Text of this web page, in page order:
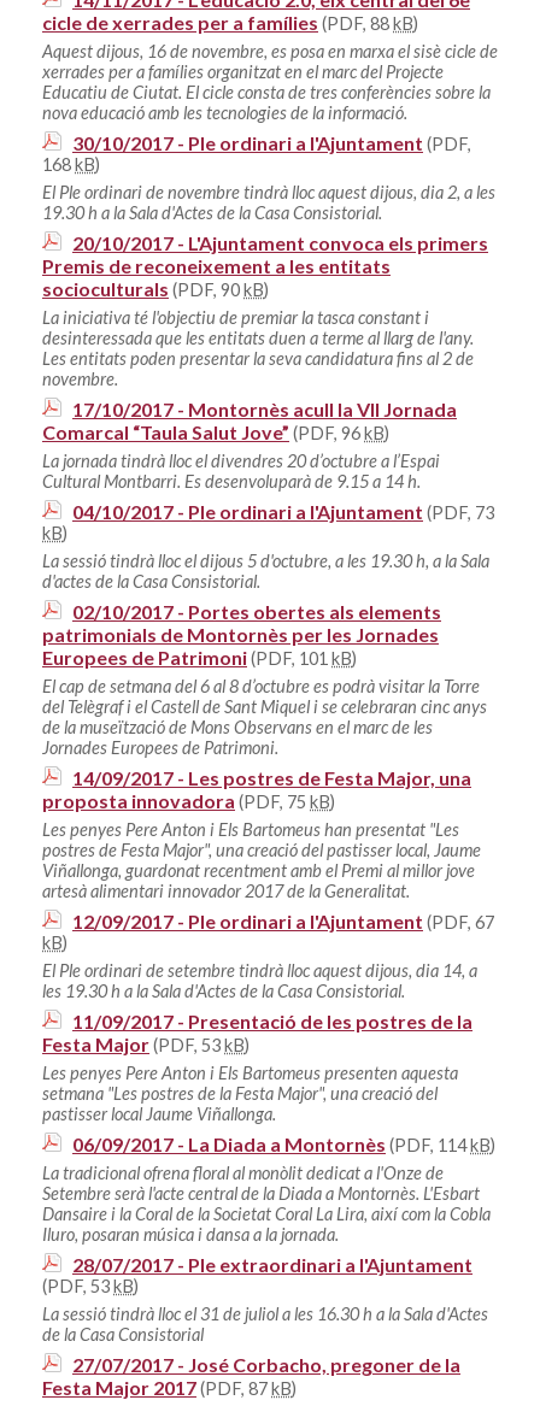
cicle de xerrades per a famílies (PDF, 88kB)
Aquest dijous, 16 de novembre, es posa en marxa el sisè cicle de
xerrades per a famílies organitzat en el marc del Projecte
Educatiu de Ciutat. El cicle consta de tres conferències sobre la
nova educació amb les tecnologies de la informació.
30/10/2017 - Ple ordinari a l'Ajuntament (PDF,
168kB)
El Ple ordinari de novembre tindrà lloc aquest dijous, dia 2, a les
19.30 h a la Sala d'Actes de la Casa Consistorial.
20/10/2017 - L'Ajuntament convoca els primers
Premis de reconeixement a les entitats
socioculturals (PDF, 90kB)
La iniciativa té l'objectiu de premiar la tasca constant i
desinteressada que les entitats duen a terme al llarg de l'any.
Les entitats poden presentar la seva candidatura fins al 2 de
novembre.
17/10/2017 - Montornès acull la VII Jornada
Comarcal “Taula Salut Jove” (PDF, 96kB)
La jornada tindrà lloc el divendres 20 d’octubre a l’Espai
Cultural Montbarri. Es desenvoluparà de 9.15 a 14 h.
04/10/2017 - Ple ordinari a l'Ajuntament (PDF, 73
kB)
La sessió tindrà lloc el dijous 5 d'octubre, a les 19.30 h, a la Sala
d'actes de la Casa Consistorial.
02/10/2017 - Portes obertes als elements
patrimonials de Montornès per les Jornades
Europees de Patrimoni(PDF, 101 kB)
El cap de setmana del 6 al 8 d’octubre es podrà visitar la Torre
del Telègraf i el Castell de Sant Miquel i se celebraran cinc anys
de la museïtzació de Mons Observans en el marc de les
Jornades Europees de Patrimoni.
14/09/2017 - Les postres de Festa Major, una
proposta innovadora (PDF, 75 kB)
Les penyes Pere Anton i Els Bartomeus han presentat "Les
postres de Festa Major", una creació del pastisser local, Jaume
Viñallonga, guardonat recentment amb el Premi al millor jove
artesà alimentari innovador 2017 de la Generalitat.
12/09/2017 - Ple ordinari a l'Ajuntament (PDF, 67
kB)
El Ple ordinari de setembre tindrà lloc aquest dijous, dia 14, a
les 19.30 h a la Sala d'Actes de la Casa Consistorial.
11/09/2017 - Presentació de les postres de la
Festa Major(PDF, 53kB)
Les penyes Pere Anton i Els Bartomeus presenten aquesta
setmana "Les postres de la Festa Major", una creació del
pastisser local Jaume Viñallonga.
06/09/2017 - La Diada a Montornès (PDF, 114kB)
La tradicional ofrena floral al monòlit dedicat a l'Onze de
Setembre serà l'acte central de la Diada a Montornès. L'Esbart
Dansaire i la Coral de la Societat Coral La Lira, així com la Cobla
Iluro, posaran música i dansa a la jornada.
28/07/2017 - Ple extraordinari a l'Ajuntament
(PDF, 53kB)
La sessió tindrà lloc el 31 de juliol a les 16.30 h a la Sala d'Actes
de la Casa Consistorial
27/07/2017 - José Corbacho, pregoner de la
Festa Major 2017(PDF, 87kB)